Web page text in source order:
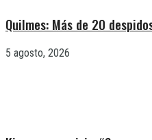
Quilmes: Más de 20
5 agosto, 2026